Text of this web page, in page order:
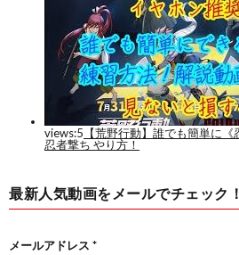
最新人気動画をメールでチェック！
メールアドレス *